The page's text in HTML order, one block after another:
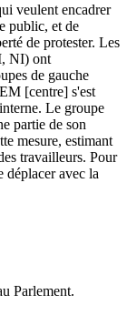
veulent encadrer
public, et de
de protester. Les
NI) ont
de gauche
[centre] s'est
Le groupe
partie de son
mesure, estimant
travailleurs. Pour
déplacer avec la
Parlement.